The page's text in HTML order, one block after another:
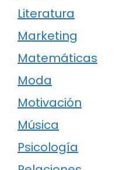
Literatura
Marketing
Matemáticas
Moda
Motivación
Música
Psicología